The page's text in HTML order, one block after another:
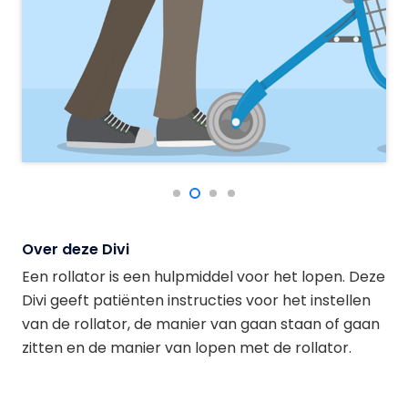
Over deze Divi
Een rollator is een hulpmiddel voor het lopen. Deze
Divi geeft patiënten instructies voor het instellen
van de rollator, de manier van gaan staan of gaan
zitten en de manier van lopen met de rollator.